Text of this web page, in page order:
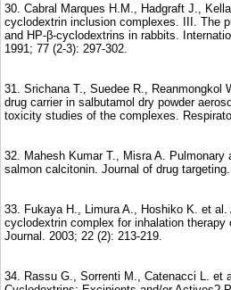
30. Cabral Marques H.M., Hadgraft J.,
cyclodextrin inclusion complexes. III. The
and HP-β-cyclodextrins in rabbits.
1991; 77 (2-3): 297-302.
31. Srichana T., Suedee R., Reanmongkol
drug carrier in salbutamol dry powder
toxicity studies of the complexes.
32. Mahesh Kumar T., Misra A. Pulmonary
salmon calcitonin. Journal of drug
33. Fukaya H., Limura A., Hoshiko K. et
cyclodextrin complex for inhalation
Journal. 2003; 22 (2): 213-219.
34. Rassu G., Sorrenti M., Catenacci L. et